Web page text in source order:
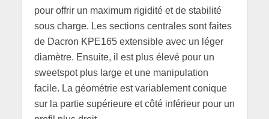
pour offrir un maximum rigidité et de stabilité
sous charge. Les sections centrales sont faites
de Dacron KPE165 extensible avec un léger
diamètre. Ensuite, il est plus élevé pour un
sweetspot plus large et une manipulation
facile. La géométrie est variablement conique
sur la partie supérieure et côté inférieur pour un